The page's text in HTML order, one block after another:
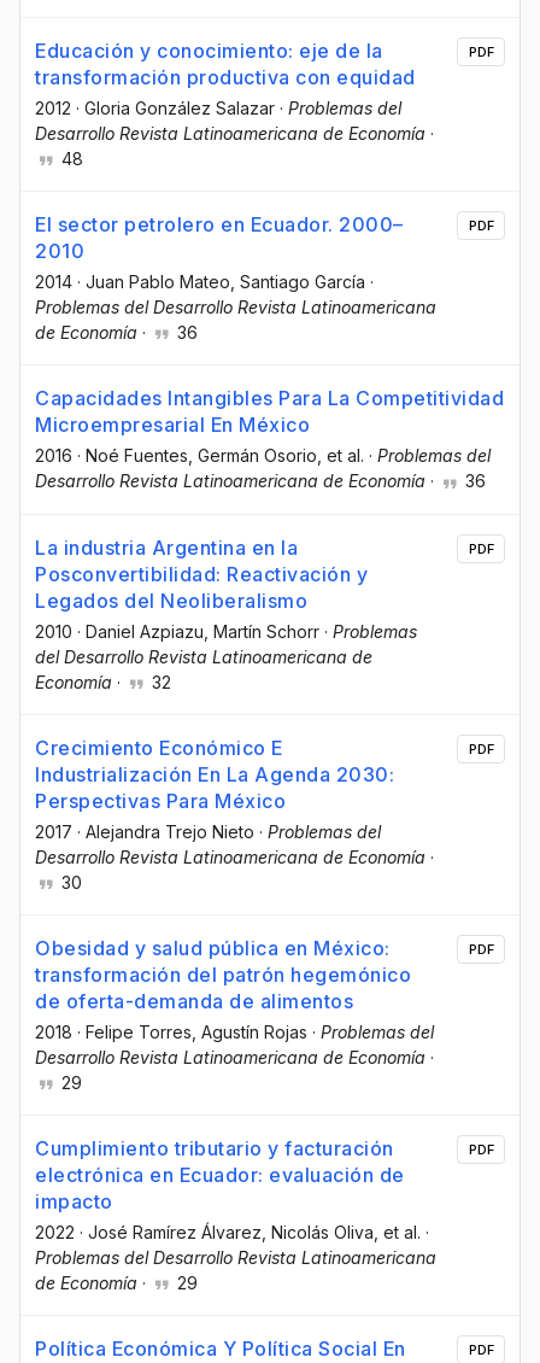
Educación y conocimiento: eje de la
transformación productiva con equidad
2012 · Gloria González Salazar · Problemas del
Desarrollo Revista Latinoamericana de Economía ·
48
PDF
El sector petrolero en Ecuador. 2000–
2010
2014 · Juan Pablo Mateo , Santiago García ·
Problemas del Desarrollo Revista Latinoamericana
de Economía · 36
PDF
Capacidades Intangibles Para La Competitividad
Microempresarial En México
2016 · Noé Fuentes , Germán Osorio , et al. · Problemas del
Desarrollo Revista Latinoamericana de Economía · 36
La industria Argentina en la
Posconvertibilidad: Reactivación y
Legados del Neoliberalismo
2010 · Daniel Azpiazu , Martín Schorr · Problemas
del Desarrollo Revista Latinoamericana de
Economía · 32
PDF
Crecimiento Económico E
Industrialización En La Agenda 2030:
Perspectivas Para México
2017 · Alejandra Trejo Nieto · Problemas del
Desarrollo Revista Latinoamericana de Economía ·
30
PDF
Obesidad y salud pública en México:
transformación del patrón hegemónico
de oferta-demanda de alimentos
2018 · Felipe Torres , Agustín Rojas · Problemas del
Desarrollo Revista Latinoamericana de Economía ·
29
PDF
Cumplimiento tributario y facturación
electrónica en Ecuador: evaluación de
impacto
2022 · José Ramírez Álvarez , Nicolás Oliva , et al. ·
Problemas del Desarrollo Revista Latinoamericana
de Economía · 29
PDF
Política Económica Y Política Social En
PDF